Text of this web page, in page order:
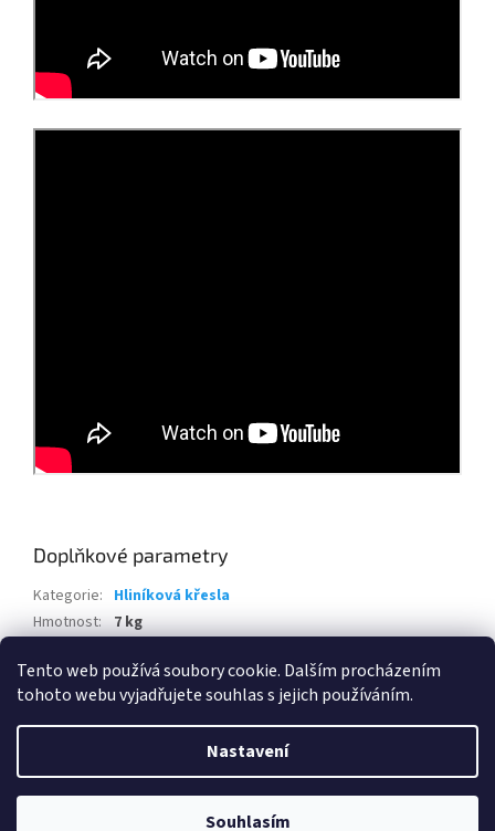
Tento web používá soubory cookie. Dalším procházením
tohoto webu vyjadřujete souhlas s jejich používáním.
Nastavení
Souhlasím
Doplňkové parametry
Kategorie: Hliníková křesla
Hmotnost: 7 kg
Vytvořil Shoptet
www.eshop-skrblik.cz